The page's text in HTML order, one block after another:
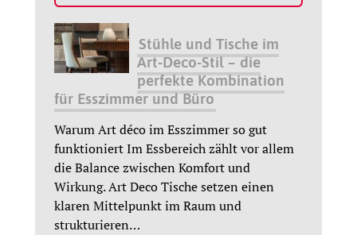
Stühle und Tische im
Art-Deco-Stil – die
perfekte Kombination
für Esszimmer und Büro
Warum Art déco im Esszimmer so gut
funktioniert Im Essbereich zählt vor allem
die Balance zwischen Komfort und
Wirkung. Art Deco Tische setzen einen
klaren Mittelpunkt im Raum und
strukturieren…